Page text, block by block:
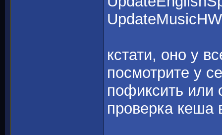
кстати, оно у
посмотрите у
пофиксить или
проверка кеша